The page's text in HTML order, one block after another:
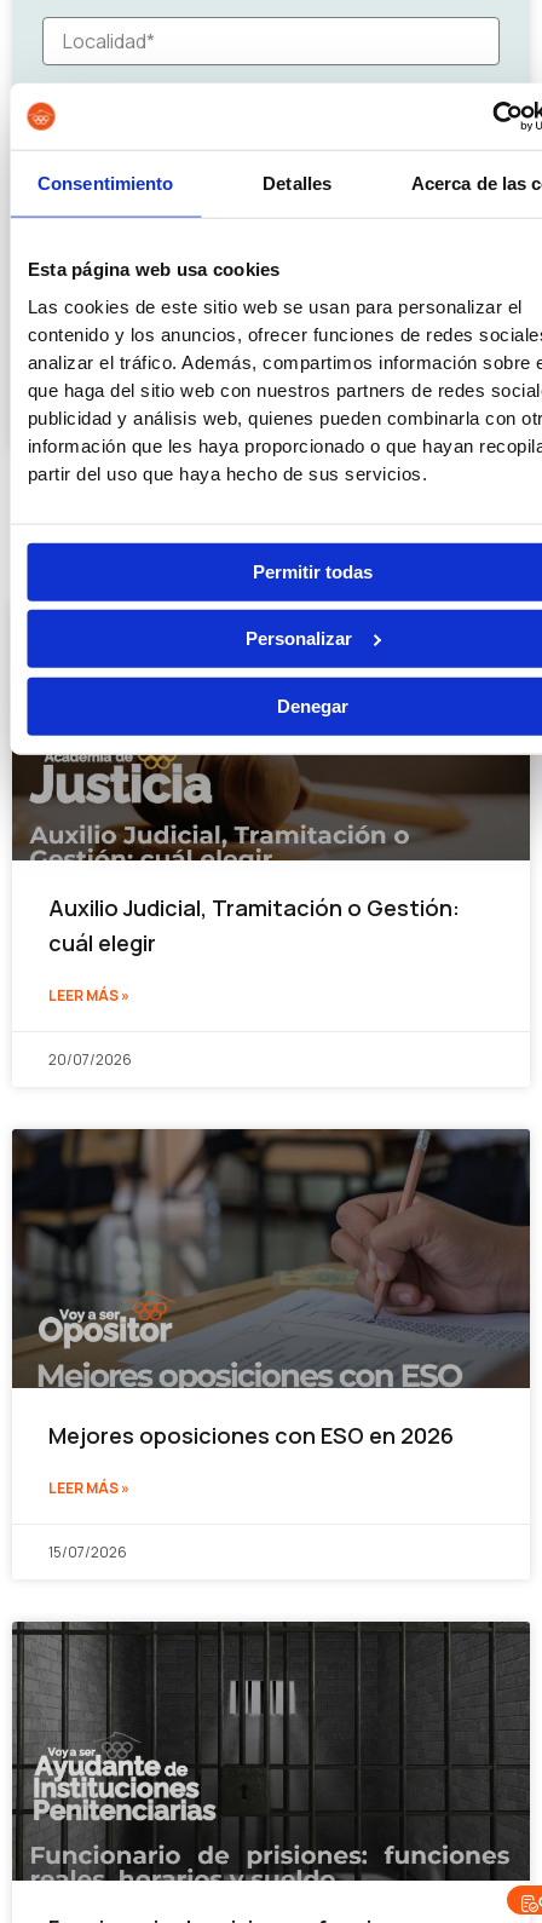
Consentimiento Detalles Acerca de las
Esta página web usa cookies
Las cookies de este sitio web se usan para personalizar el
contenido y los anuncios, ofrecer funciones de redes
analizar el tráfico. Además, compartimos información sobre
que haga del sitio web con nuestros partners de redes
publicidad y análisis web, quienes pueden combinarla con
información que les haya proporcionado o que hayan
partir del uso que haya hecho de sus servicios.
Permitir todas
Personalizar
Denegar
He leído y acepto la política de privacidad
Auxilio Judicial, Tramitación o Gestión:
cuál elegir
LEER MÁS »
20/07/2026
Mejores oposiciones con ESO en 2026
LEER MÁS »
15/07/2026